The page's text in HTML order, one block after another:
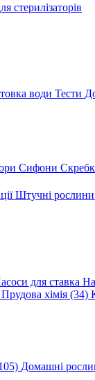
стерилізаторів
води Тести
Сифони
Штучні рослини
для ставка
Прудова хімія (34)
Домашні